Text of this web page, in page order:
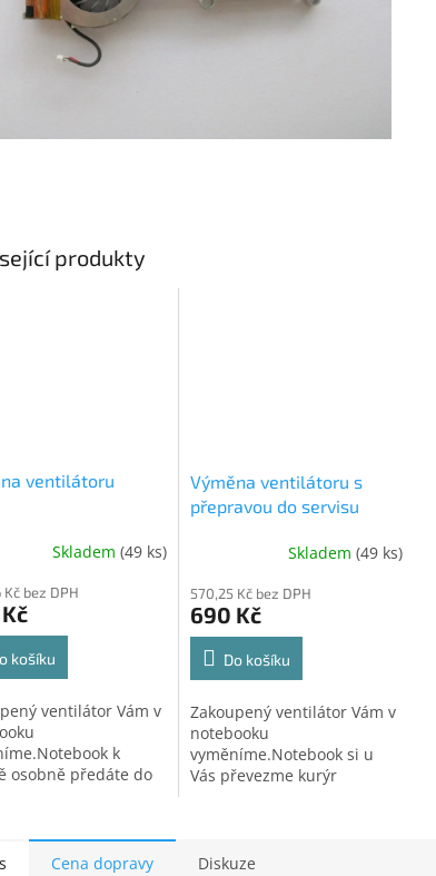
produkty
ventilátoru
Skladem (49 ks)
bez DPH
košíku
ventilátor Vám v
k
osobně předáte do
si zařízení osobně
Výměna ventilátoru s
přepravou do servisu
Skladem (49 ks)
570,25 Kč bez DPH
690 Kč
Do košíku
Zakoupený ventilátor Vám v
notebooku
vyměníme.Notebook si u
Vás převezme kurýr
opravy Vám zařízení
Cena dopravy Diskuze